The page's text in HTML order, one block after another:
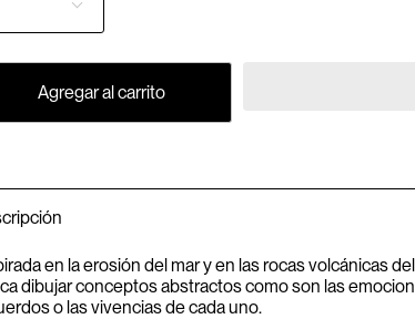
Agregar al carrito
en la erosión del mar y en las rocas volcánicas
dibujar conceptos abstractos como son las
o las vivencias de cada uno.